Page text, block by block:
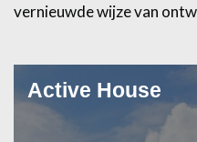
vernieuwde wijze van
Active House